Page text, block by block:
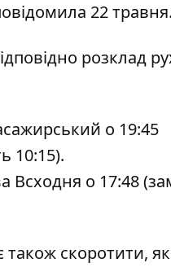
22 травня.
розклад
о 19:45
10:15).
Всходня о 17:48
також скоротити,